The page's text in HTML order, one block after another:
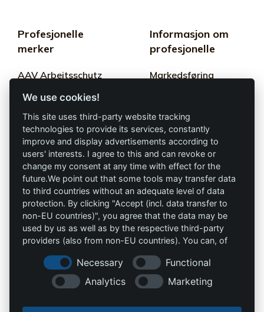
Profesjonelle
merker
AAV Arbeitsschutz
Allprotec® Bare
arbeid trygt
Omniprotect –
Nettbutikk
Informasjon om
profesjonelle
Markedsføring
Personvern
Avtrykk
Kontakt
info@die-schutzprofis.de
+49 (511) 679997-97
Wohlenbergstraße 6
Tyskland
We use cookies!
This site uses third-party website tracking
technologies to provide its services, constantly
improve and display advertisements according to
users' interests. I agree to this and can revoke or
change my consent at any time with effect for the
future.We point out that some tools may transfer data
to third countries without an adequate level of data
protection. By clicking "Accept (incl. data transfer to
non-EU countries)", you agree that the data may be
used by us as well as by the respective third-party
providers (also from non-EU countries). You can, of
Necessary
Functional
Analytics
Marketing